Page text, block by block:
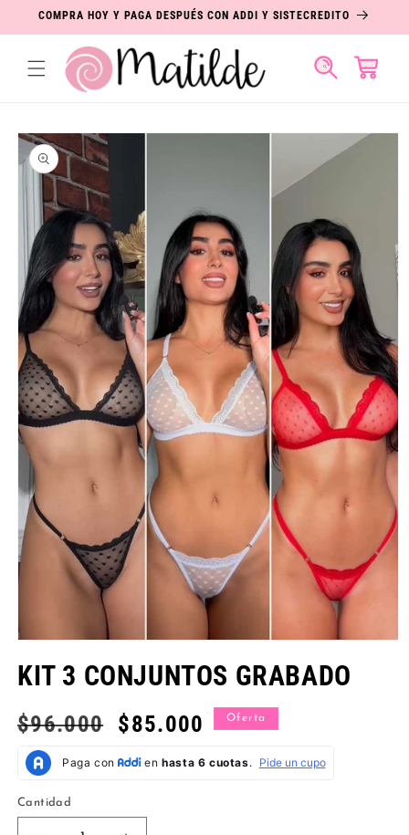
DIRECTAMENTE
AL CONTENIDO
COMPRA HOY Y PAGA DESPUÉS CON ADDI Y SISTECREDITO
Carrito
DIRECTAMENTE
A LA
INFORMACIÓN
DEL PRODUCTO
multimedia
1
una
ventana
KIT 3 CONJUNTOS GRABADO
Precio
$96.000
Precio
oferta
$85.000 Oferta
Cantidad